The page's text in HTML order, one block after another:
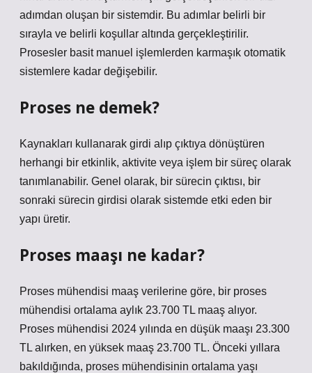
adımdan oluşan bir sistemdir. Bu adımlar belirli bir
sırayla ve belirli koşullar altında gerçekleştirilir.
Prosesler basit manuel işlemlerden karmaşık otomatik
sistemlere kadar değişebilir.
Proses ne demek?
Kaynakları kullanarak girdi alıp çıktıya dönüştüren
herhangi bir etkinlik, aktivite veya işlem bir süreç olarak
tanımlanabilir. Genel olarak, bir sürecin çıktısı, bir
sonraki sürecin girdisi olarak sistemde etki eden bir
yapı üretir.
Proses maaşı ne kadar?
Proses mühendisi maaş verilerine göre, bir proses
mühendisi ortalama aylık 23.700 TL maaş alıyor.
Proses mühendisi 2024 yılında en düşük maaşı 23.300
TL alırken, en yüksek maaş 23.700 TL. Önceki yıllara
bakıldığında, proses mühendisinin ortalama yaşı